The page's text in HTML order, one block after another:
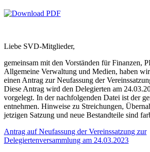
Liebe SVD-Mitglieder,
gemeinsam mit den Vorständen für Finanzen,
Allgemeine Verwaltung und Medien, haben
einen Antrag zur Neufassung der
Diese Antrag wird den Delegierten am
vorgelegt. In der nachfolgenden Datei ist der
entnehmen. Hinweise zu Streichungen,
jetzigen Satzung und neue Bestandteile sind
Antrag auf Neufassung der Vereinssatzung zur
Delegiertenversammlung am 24.03.2023